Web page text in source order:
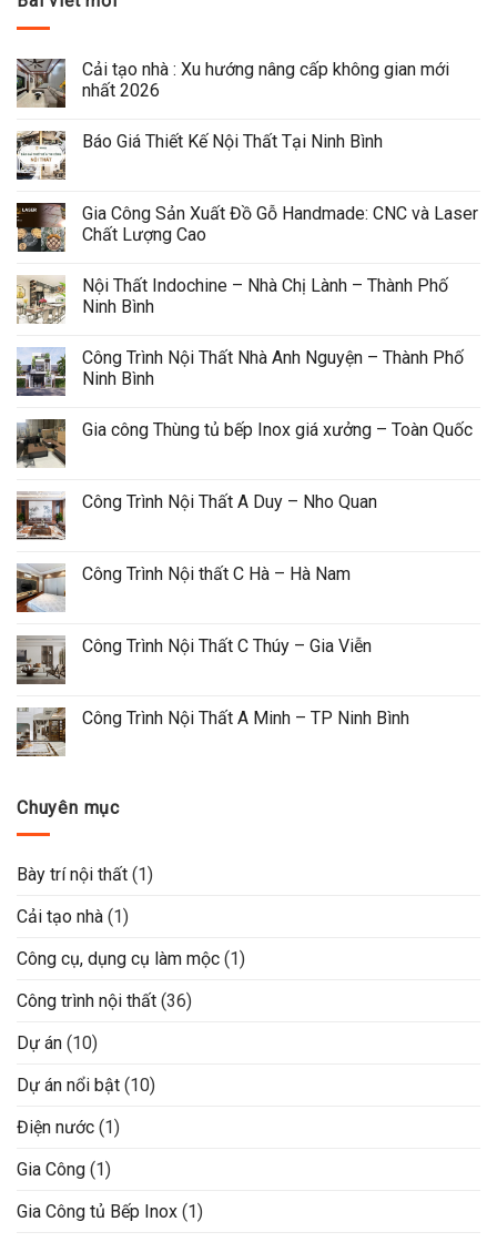
Cải tạo nhà : Xu hướng nâng cấp không gian mới
nhất 2026
Báo Giá Thiết Kế Nội Thất Tại Ninh Bình
Gia Công Sản Xuất Đồ Gỗ Handmade: CNC và Laser
Chất Lượng Cao
Nội Thất Indochine – Nhà Chị Lành – Thành Phố
Ninh Bình
Công Trình Nội Thất Nhà Anh Nguyện – Thành Phố
Ninh Bình
Gia công Thùng tủ bếp Inox giá xưởng – Toàn Quốc
Công Trình Nội Thất A Duy – Nho Quan
Công Trình Nội thất C Hà – Hà Nam
Công Trình Nội Thất C Thúy – Gia Viễn
Công Trình Nội Thất A Minh – TP Ninh Bình
Chuyên mục
Bày trí nội thất (1)
Cải tạo nhà (1)
Công cụ, dụng cụ làm mộc (1)
Công trình nội thất (36)
Dự án (10)
Dự án nổi bật (10)
Điện nước (1)
Gia Công (1)
Gia Công tủ Bếp Inox (1)